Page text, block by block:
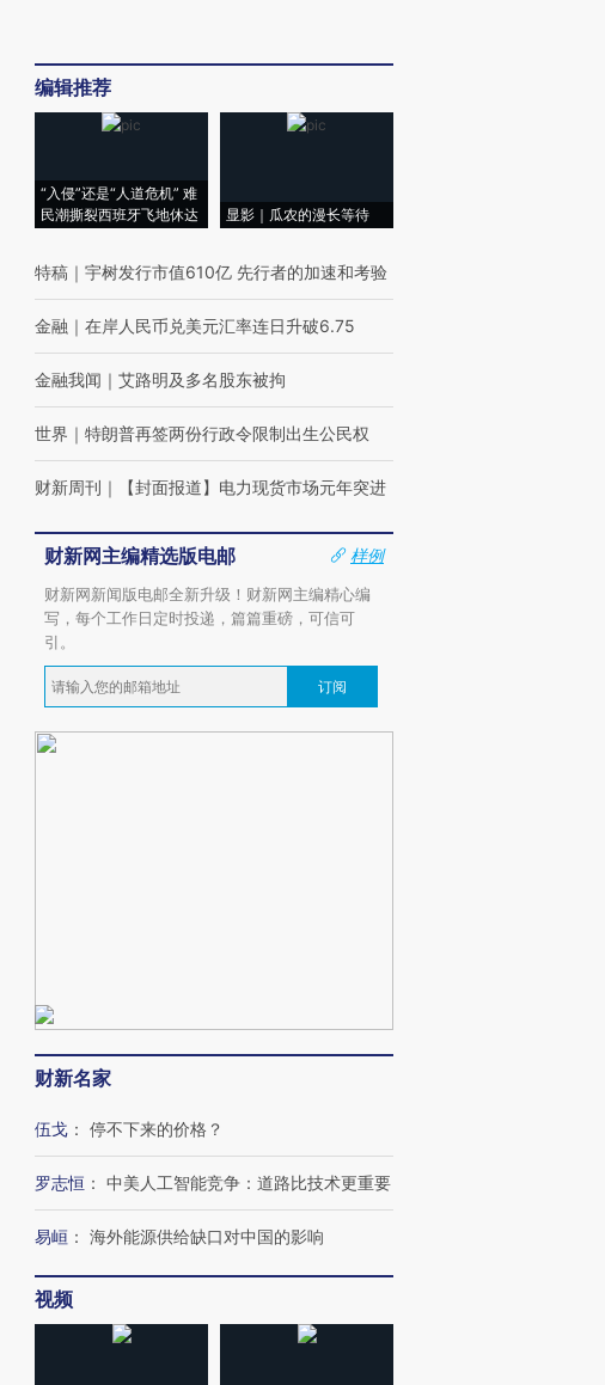
编辑推荐
“入侵”还是“人道危机” 难
民潮撕裂西班牙飞地休达
显影｜瓜农的漫长等待
特稿 ｜ 宇树发行市值610亿 先行者的加速和考验
金融 ｜ 在岸人民币兑美元汇率连日升破6.75
金融我闻 ｜ 艾路明及多名股东被拘
世界 ｜ 特朗普再签两份行政令限制出生公民权
财新周刊 ｜ 【封面报道】电力现货市场元年突进
财新网主编精选版电邮
样例
财新网新闻版电邮全新升级！财新网主编精心编
写，每个工作日定时投递，篇篇重磅，可信可
引。
订阅
财新名家
伍戈 ： 停不下来的价格？
罗志恒 ： 中美人工智能竞争：道路比技术更重要
易峘 ： 海外能源供给缺口对中国的影响
视频